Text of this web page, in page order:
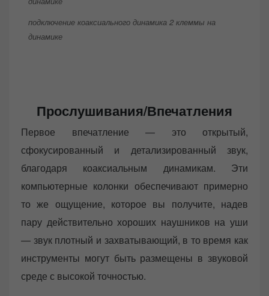
подключение коаксиального динамика 2 клеммы на
динамике
Прослушивания/Впечатления
Первое впечатление — это открытый,
сфокусированный и детализированный звук,
благодаря коаксиальным динамикам. Эти
компьютерные колонки обеспечивают примерно
то же ощущение, которое вы получите, надев
пару действительно хороших наушников на уши
— звук плотный и захватывающий, в то время как
инструменты могут быть размещены в звуковой
среде с высокой точностью.